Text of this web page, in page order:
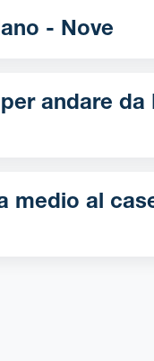
distanza tra Milano - Nove
da Milano -
medio al